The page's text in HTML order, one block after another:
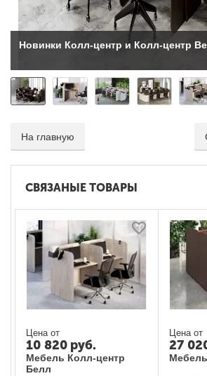
Новинки Колл-центр и Колл-центр
На главную
СВЯЗАНЫЕ ТОВАРЫ
Цена от
10 820 руб.
Мебель Колл-центр
Белл
Цена от
27